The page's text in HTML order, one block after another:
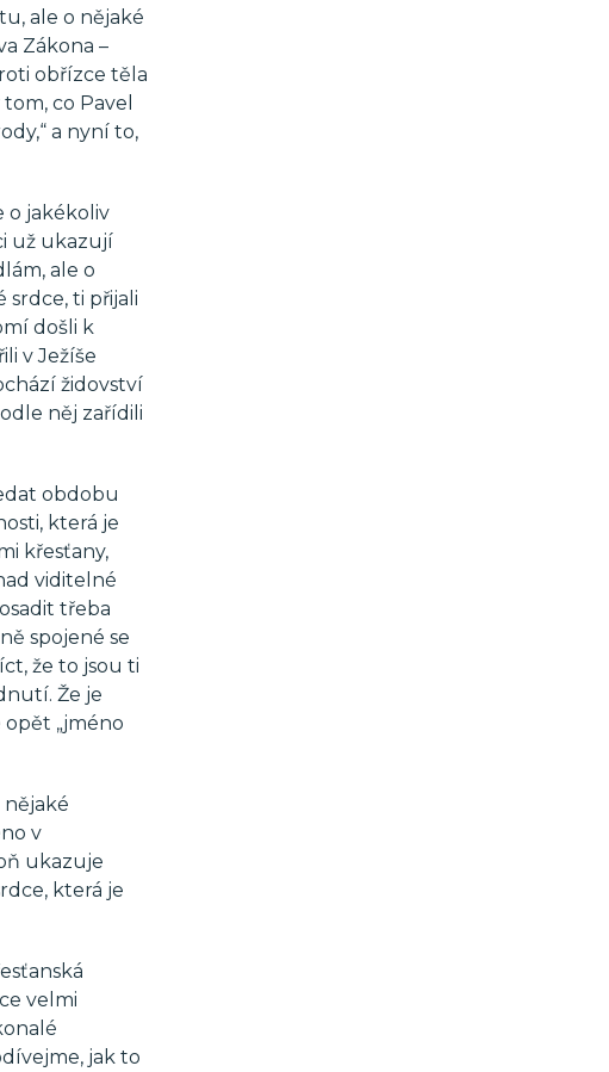
ale o nějaké
Zákona –
obřízce těla
co Pavel
a nyní to,
o jakékoliv
už ukazují
ale o
srdce, ti přijali
došli k
v Ježíše
židovství
něj zařídili
obdobu
která je
křesťany,
viditelné
třeba
spojené se
že to jsou ti
Že je
„jméno
nějaké
v
ukazuje
která je
velmi
jak to